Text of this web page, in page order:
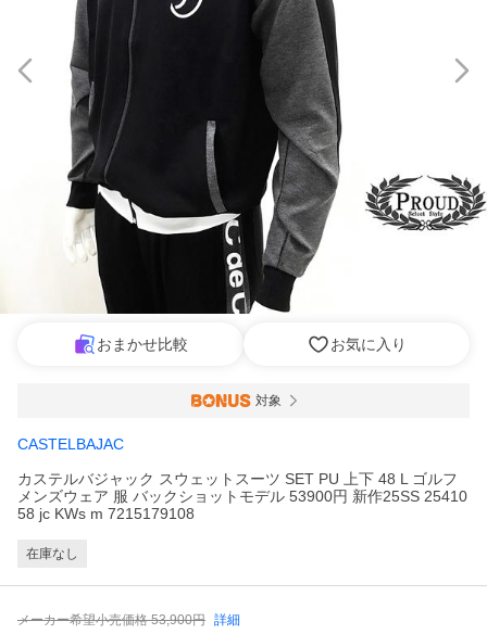
おまかせ比較 お気に入り
対象
CASTELBAJAC
カステルバジャック スウェットスーツ SET PU 上下 48 L ゴルフ
メンズウェア 服 バックショットモデル 53900円 新作25SS 25410
58 jc KWs m 7215179108
在庫なし
メーカー希望小売価格 53,900円 詳細